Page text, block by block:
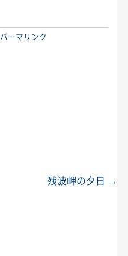
パーマリンク
残波岬の夕日 →